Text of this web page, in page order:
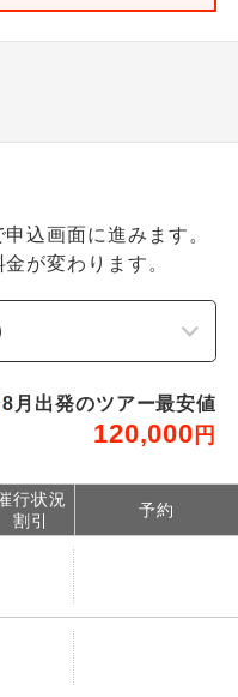
込画面に進みます。
が変わります。
8 月出発のツアー最安値
120,000 円
行状況
割引
予約